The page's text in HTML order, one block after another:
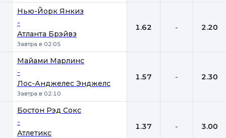
Нью-Йорк Янкиз
-
Атланта Брэйвз
Завтра в 02:05
1.62 - 2.20
Майами Марлинс
-
Лос-Анджелес Энджелс
Завтра в 02:10
1.57 - 2.30
Бостон Рэд Сокс
-
Атлетикс
1.37 - 3.00